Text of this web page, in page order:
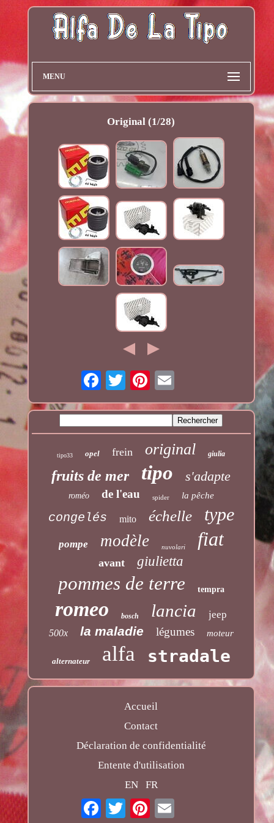
MENU
Original (1/28)
tipo33 opel frein original giulia
fruits de mer tipo s'adapte
roméo de l'eau spider la pêche
congelés mito échelle type
pompe modèle nuvolari fiat
avant giulietta
pommes de terre tempra
romeo bosch lancia jeep
500x la maladie légumes moteur
alternateur alfa stradale
Accueil
Contact
Déclaration de confidentialité
Entente d'utilisation
EN
FR